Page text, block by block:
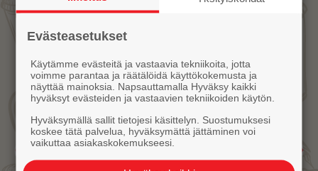
Evästeasetukset
Käytämme evästeitä ja vastaavia tekniikoita, jotta
voimme parantaa ja räätälöidä käyttökokemusta ja
näyttää mainoksia. Napsauttamalla Hyväksy kaikki
hyväksyt evästeiden ja vastaavien tekniikoiden käytön.
Hyväksymällä sallit tietojesi käsittelyn. Suostumuksesi
koskee tätä palvelua, hyväksymättä jättäminen voi
vaikuttaa asiakaskokemukseesi.